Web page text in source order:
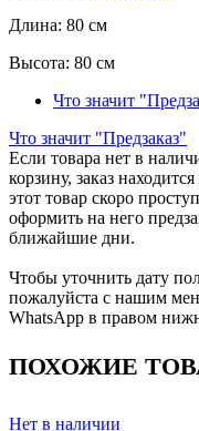
Длина: 80 см
Высота: 80 см
Что значит
Что значит "Предзаказ"
Если товара нет в
корзину, заказ
этот товар скоро
оформить на него
ближайшие дни.
Чтобы уточнить дату
пожалуйста с нашим
WhatsApp в правом
ПОХОЖИЕ
Нет в наличии